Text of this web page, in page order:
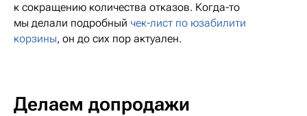
к сокращению количества отказов. Когда-то
мы делали подробный чек-лист по юзабилити
корзины, он до сих пор актуален.
Делаем допродажи